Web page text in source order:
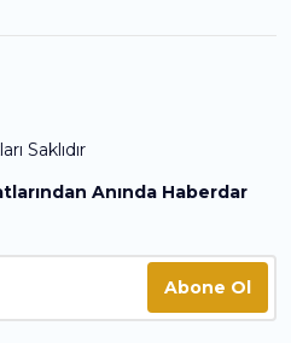
Saklıdır
Anında Haberdar
Abone Ol